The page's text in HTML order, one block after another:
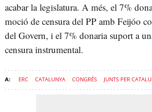
acabar la legislatura. A més, el 7%
moció de censura del PP amb Feijóo
del Govern, i el 7% donaria suport a
censura instrumental.
ERC CATALUNYA CONGRÉS JUNTS PER